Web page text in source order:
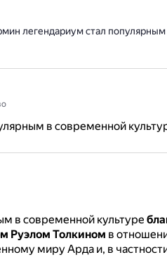
легендариум стал
в современной
в современной культуре
Руэлом Толкином в
миру Арда и, в